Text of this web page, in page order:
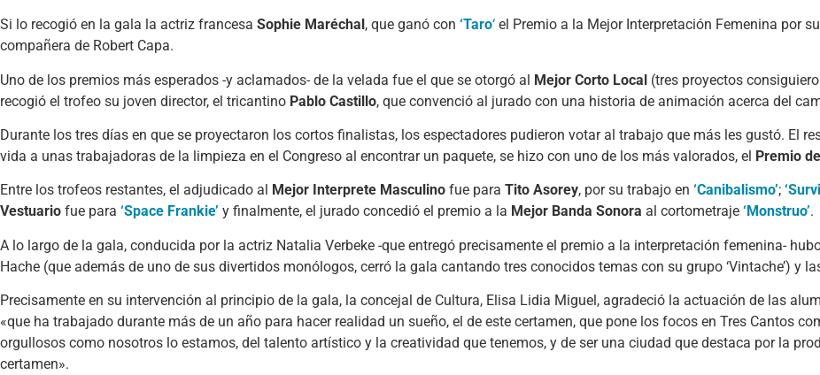
Si lo recogió en la gala la actriz francesa Sophie Maréchal, que ganó con ‘Taro‘ el Premio a la Mejor Interpretación Femenina por
compañera de Robert Capa.
Uno de los premios más esperados -y aclamados- de la velada fue el que se otorgó al Mejor Corto Local (tres proyectos
recogió el trofeo su joven director, el tricantino Pablo Castillo, que convenció al jurado con una historia de animación acerca del
Durante los tres días en que se proyectaron los cortos finalistas, los espectadores pudieron votar al trabajo que más les gustó. El
vida a unas trabajadoras de la limpieza en el Congreso al encontrar un paquete, se hizo con uno de los más valorados, el Premio
Entre los trofeos restantes, el adjudicado al Mejor Interprete Masculino fue para Tito Asorey, por su trabajo en ‘Canibalismo’;
Vestuario fue para ‘Space Frankie’ y finalmente, el jurado concedió el premio a la Mejor Banda Sonora al cortometraje ‘Monstruo’.
A lo largo de la gala, conducida por la actriz Natalia Verbeke -que entregó precisamente el premio a la interpretación femenina-
Hache (que además de uno de sus divertidos monólogos, cerró la gala cantando tres conocidos temas con su grupo ‘Vintache’) y
Precisamente en su intervención al principio de la gala, la concejal de Cultura, Elisa Lidia Miguel, agradeció la actuación de las
«que ha trabajado durante más de un año para hacer realidad un sueño, el de este certamen, que pone los focos en Tres Cantos
orgullosos como nosotros lo estamos, del talento artístico y la creatividad que tenemos, y de ser una ciudad que destaca por la
certamen».